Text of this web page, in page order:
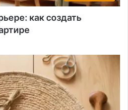
как создать